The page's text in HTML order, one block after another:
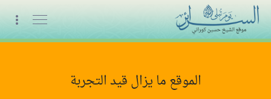
البث المباشر
الموقع ما يزال قيد التجربة